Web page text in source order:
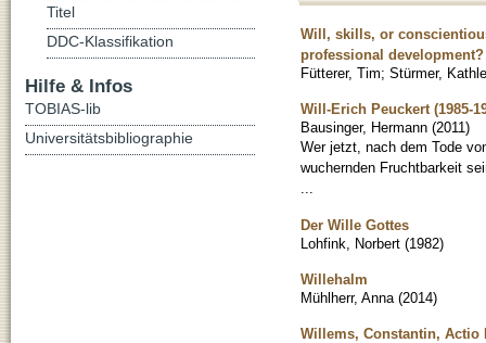
Will, skills, or
professional development?
Fütterer, Tim; Stürmer,
Will-Erich Peuckert (1985-
Bausinger, Hermann (2011)
Wer jetzt, nach dem Tode
wuchernden Fruchtbarkeit
Der Wille Gottes
Lohfink, Norbert (1982)
Willehalm
Mühlherr, Anna (2014)
Willems, Constantin, Actio
Titel
DDC-Klassifikation
Hilfe & Infos
TOBIAS-lib
Universitätsbibliographie